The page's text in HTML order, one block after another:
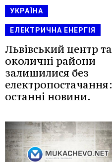
УКРАЇНА
ЕЛЕКТРИЧНА ЕНЕРГІЯ
Львівський центр та
околичні райони
залишилися без
електропостачання:
останні новини.